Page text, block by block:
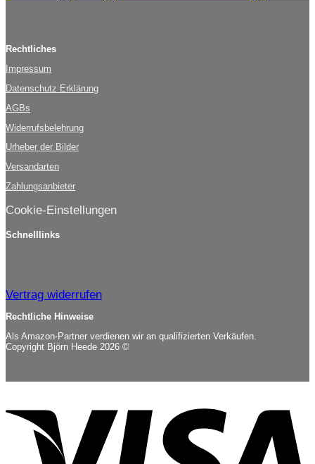
Rechtliches
Impressum
Datenschutz Erklärung
AGBs
Widerrufsbelehrung
Urheber der Bilder
Versandarten
Zahlungsanbieter
Cookie-Einstellungen
Schnelllinks
Vertrag widerrufen
Rechtliche Hinweise
Als Amazon-Partner verdienen wir an qualifizierten Verkäufen.
Copyright Björn Heede 2026 ©